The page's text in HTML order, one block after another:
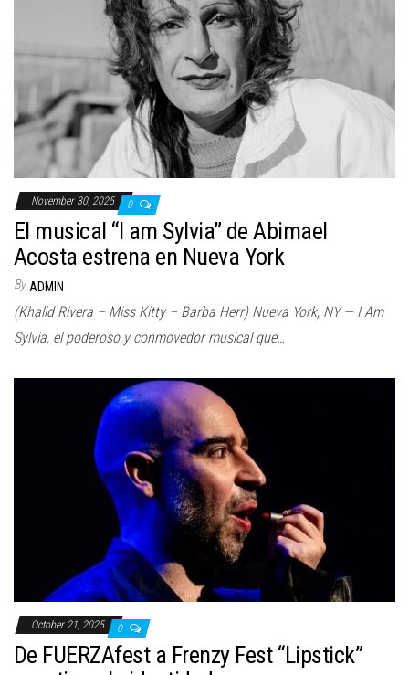
November 30, 2025 0
El musical “I am Sylvia” de Abimael
Acosta estrena en Nueva York
By ADMIN
(Khalid Rivera – Miss Kitty – Barba Herr) Nueva York, NY — I Am
Sylvia, el poderoso y conmovedor musical que…
October 21, 2025 0
De FUERZAfest a Frenzy Fest “Lipstick”